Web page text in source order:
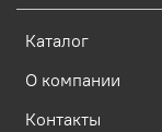
Каталог
О компании
Контакты